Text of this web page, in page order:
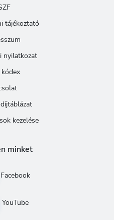
tájékoztató
nyilatkozat
kódex
kezelése
minket
Facebook
YouTube